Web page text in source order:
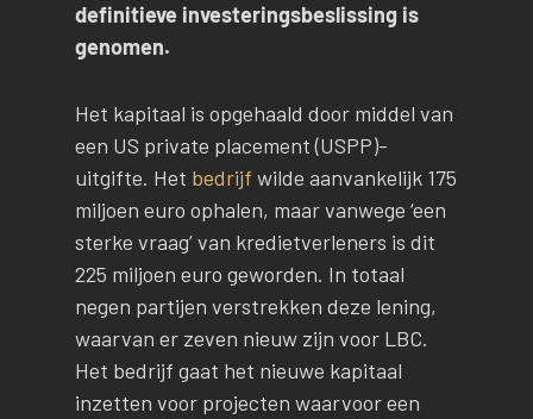
definitieve investeringsbeslissing is
genomen.
Het kapitaal is opgehaald door middel van
een US private placement (USPP)-
uitgifte. Het bedrijf wilde aanvankelijk 175
miljoen euro ophalen, maar vanwege ‘een
sterke vraag’ van kredietverleners is dit
225 miljoen euro geworden. In totaal
negen partijen verstrekken deze lening,
waarvan er zeven nieuw zijn voor LBC.
Het bedrijf gaat het nieuwe kapitaal
inzetten voor projecten waarvoor een